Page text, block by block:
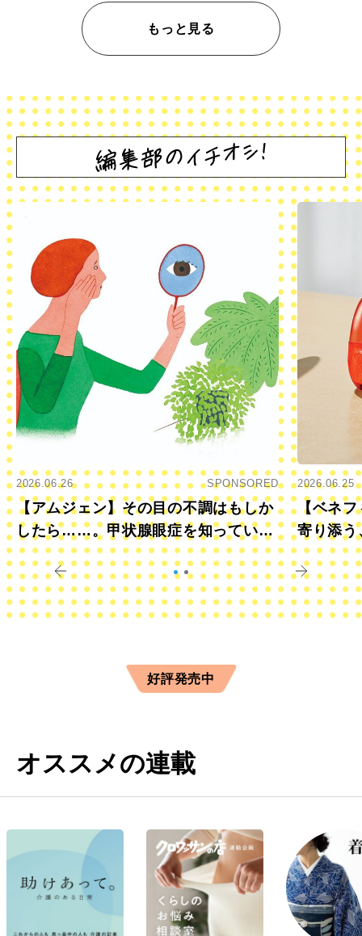
もっと見る
2026.06.26 SPONSORED
【アムジェン】その目の不調はもしか
したら……。甲状腺眼症を知っていま
すか？
2026.06.25
【ベネフ
寄り添う
きに
好評発売中
オススメの連載